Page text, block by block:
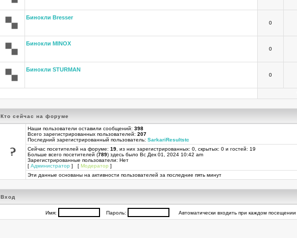
Бинокли Bresser
0
Бинокли MINOX
0
Бинокли STURMAN
0
Кто сейчас на форуме
Наши пользователи оставили сообщений: 398
Всего зарегистрированных пользователей: 207
Последний зарегистрированный пользователь: SarkariResultstc
Сейчас посетителей на форуме: 19 , из них зарегистрированных: 0, скрытых: 0 и гостей: 19
Больше всего посетителей (789) здесь было Вс Дек 01, 2024 10:42 am
Зарегистрированные пользователи: Нет
[ Администратор ] [ Модератор ]
Эти данные основаны на активности пользователей за последние пять минут
Вход
Имя: Пароль: Автоматически входить при каждом посещении